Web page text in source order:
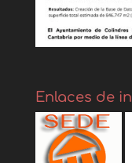
Enlaces de